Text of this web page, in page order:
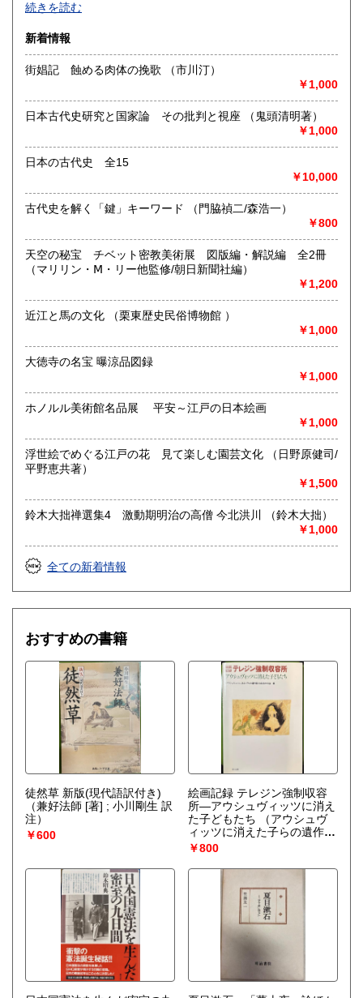
佐賀県
熊本県 600円 大分県 600円
600円
沖縄県 600円
愛知県で40年以上営んでいた「ふるほんや閑古堂（かんこど
てOPENしました。
絵本、児童書、郷土史、暮らしの本、サブカルチャー、雑
誌、山、文学、美術、ほか幅広いジャンルの古本を並べてい
《 本の出張買取りも行っています 》
大切なご蔵書やコレクション、貴重なものもお気軽にご相談
インスタグラム
古書一般・ 不要な本、蔵書処分、引っ越し、片付けなど
出張買取りもいたします
沿線名：JR飯田線
最寄駅：伊那市駅(徒歩5分)
定休日：月・木・日
ジャンル問わず古書一般買い取りいたします。
遺品として残った書籍・溜まった蔵書・大切なコレクショ
ン・引っ越しで不要となった書籍など、ご相談ください。誠
実に買い取りいたします。
電話・メールでお問い合わせください。
info@nichinichi-shobo.com
電話 0265-93-0563
美術工芸、国語国文、趣味、サブカルチャー、古書一般（そ
の他）
暮しの本、雑誌、
続きを読む
新着情報
街娼記 蝕める肉体の挽歌 （市川汀）
￥1,000
日本古代史研究と国家論 その批判と視座 （鬼頭清明著）
￥1,000
日本の古代史 全15
￥10,000
古代史を解く「鍵」キーワード （門脇禎二/森浩一）
￥800
天空の秘宝 チベット密教美術展 図版編・解説編 全2冊
（マリリン・Ⅿ・リー他監修/朝日新聞社編）
￥1,200
近江と馬の文化 （栗東歴史民俗博物館 ）
￥1,000
大徳寺の名宝 曝涼品図録
￥1,000
ホノルル美術館名品展 平安～江戸の日本絵画
￥1,000
浮世絵でめぐる江戸の花 見て楽しむ園芸文化 （日野原健司/
平野恵共著）
￥1,500
鈴木大拙禅選集4 激動期明治の高僧 今北洪川 （鈴木大拙）
￥1,000
全ての新着情報
おすすめの書籍
徒然草 新版(現代語訳付き)
（兼好法師 [著] ; 小川剛生 訳
注）
￥600
絵画記録 テレジン強制収容
所―アウシュヴィッツに消え
た子どもたち
（アウシュヴ
ィッツに消えた子らの遺作展
を成功させる会）
￥800